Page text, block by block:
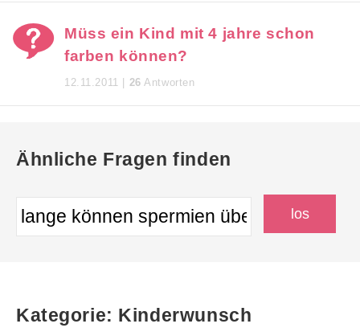
Müss ein Kind mit 4 jahre schon
farben können?
12.11.2011 | 26 Antworten
Ähnliche Fragen finden
Kategorie: Kinderwunsch